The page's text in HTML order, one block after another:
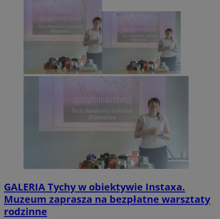
GALERIATychy w obiektywie Instaxa.
Muzeum zaprasza na bezpłatne warsztaty
rodzinne